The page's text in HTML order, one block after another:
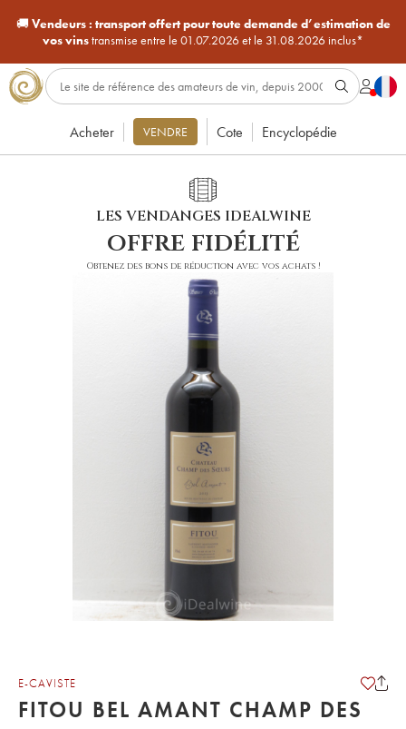
🚚Vendeurs : transport offert pour toute demande d’estimation de
vos vinstransmise entre le 01.07.2026 et le 31.08.2026 inclus*
Acheter VENDRE Cote Encyclopédie
LES VENDANGES IDEALWINE
offre fidélité
Obtenez des bons de réduction avec vos achats !
E-CAVISTE
FITOU BEL AMANT CHAMP DES